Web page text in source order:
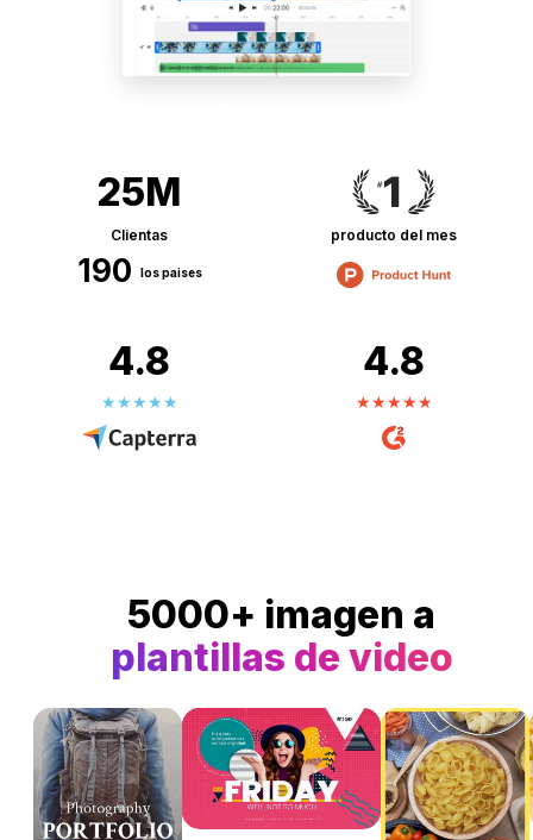
25M
Clientas
190 los paises
producto del mes
4.8 4.8
5000+ imagen a
plantillas de video